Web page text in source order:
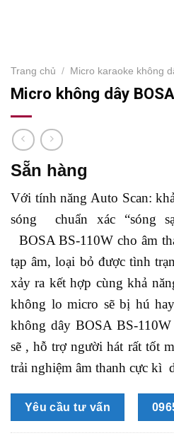
Trang chủ / Micro karaoke không
Micro không dây
Sẵn hàng
Với tính năng Auto Scan:
sóng chuẩn xác “sóng
BOSA BS-110W cho âm
tạp âm, loại bỏ được tình
xảy ra kết hợp cùng khả
không lo micro sẽ bị hú
không dây BOSA BS-
sẽ , hỗ trợ người hát rất tốt
trải nghiệm âm thanh cực kì
Yêu cầu tư vấn